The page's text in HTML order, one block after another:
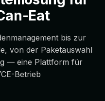
Eat
bis zur
von der Paketauswahl
— eine Plattform für
Betrieb